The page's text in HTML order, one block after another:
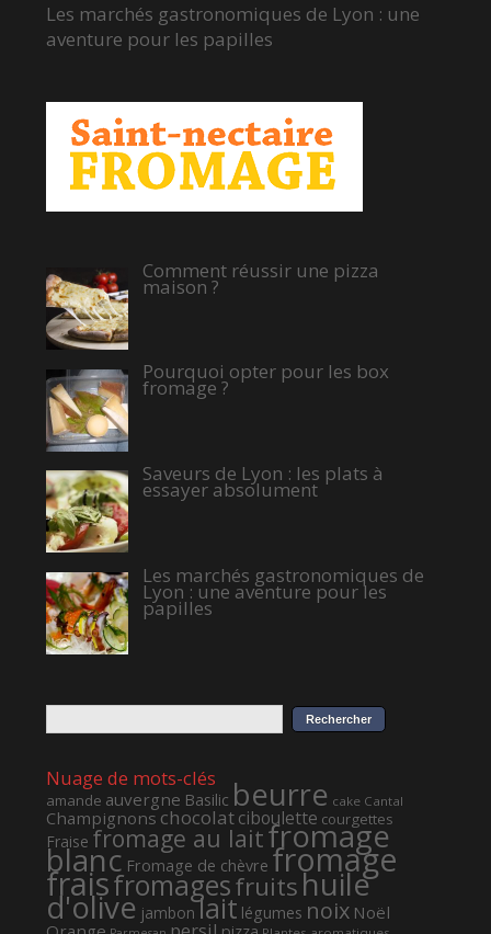
Les marchés gastronomiques de Lyon : une
aventure pour les papilles
Comment réussir une pizza
maison ?
Pourquoi opter pour les box
fromage ?
Saveurs de Lyon : les plats à
essayer absolument
Les marchés gastronomiques de
Lyon : une aventure pour les
papilles
Nuage de mots-clés
amande auvergne Basilic beurre cake Cantal
Champignonschocolatciboulette courgettes
Fraise fromage au laitfromage
blanc Fromage de chèvre fromage
fraisfromagesfruitshuile
d'olive jambon lait légumes noix Noël